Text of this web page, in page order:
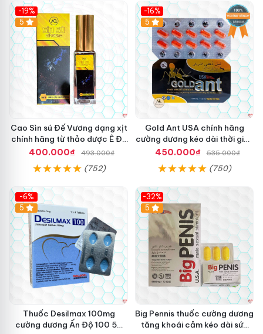
-19%
5
Cao Sìn sú Đế Vương dạng xịt
chính hãng từ thảo dược Ê Đê
Việt Nam
400.000₫ 493.000₫
(752)
-16%
5
Gold Ant USA chính hãng
cường dương kéo dài thời gian
- Kiến Vàng Đen Tây Tạng
450.000₫ 535.000₫
(750)
-6%
5
Thuốc Desilmax 100mg
cường dương Ấn Độ 100 50
-32%
5
Big Pennis thuốc cường dương
tăng khoái cảm kéo dài sức